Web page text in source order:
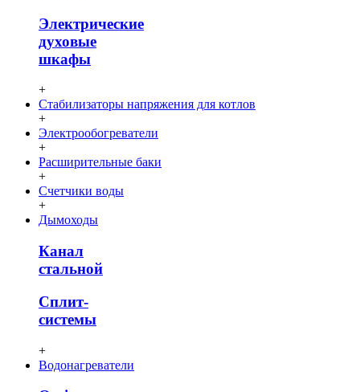
Электрические
духовые
шкафы
+
Стабилизаторы напряжения для котлов
+
Электрообогреватели
+
Расширительные баки
+
Счетчики воды
+
Дымоходы
Канал
стальной
Сплит-
системы
+
Водонагреватели